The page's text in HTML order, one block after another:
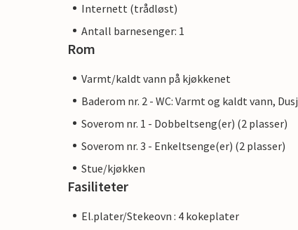
Internett (trådløst)
Antall barnesenger: 1
Rom
Varmt/kaldt vann på kjøkkenet
Baderom nr. 2 - WC: Varmt og kaldt vann, Dusj
Soverom nr. 1 - Dobbeltseng(er) (2 plasser)
Soverom nr. 3 - Enkeltsenge(er) (2 plasser)
Stue/kjøkken
Fasiliteter
El.plater/Stekeovn : 4 kokeplater